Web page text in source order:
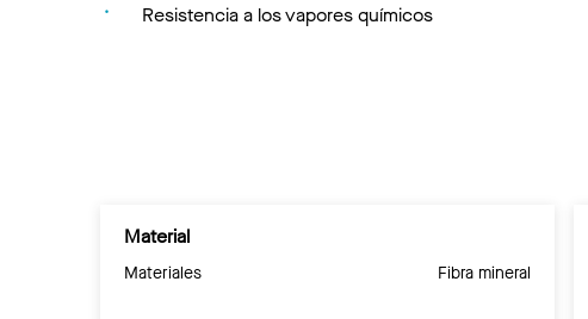
Resistencia a los vapores químicos
Material
Materiales Fibra mineral